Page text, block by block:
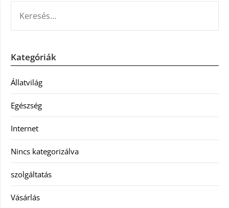
Kategóriák
Állatvilág
Egészség
Internet
Nincs kategorizálva
szolgáltatás
Vásárlás